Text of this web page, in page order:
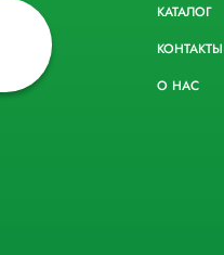
КАТАЛОГ
КОНТАКТЫ
О НАС